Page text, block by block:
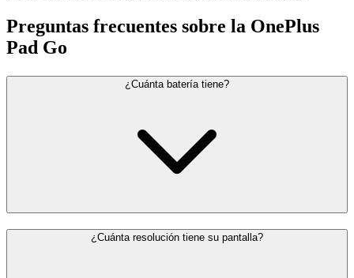
Preguntas frecuentes sobre la OnePlus
Pad Go
¿Cuánta batería tiene?
¿Cuánta resolución tiene su pantalla?